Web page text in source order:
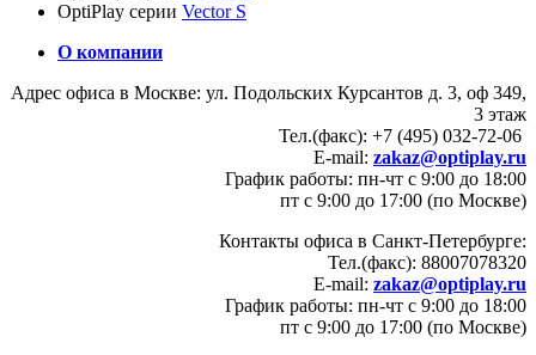
OptiPlay серии Vector S
О компании
Адрес офиса в Москве: ул. Подольских Курсантов д. 3, оф 349,
3 этаж
Тел.(факс): +7 (495) 032-72-06
E-mail: zakaz@optiplay.ru
График работы: пн-чт с 9:00 до 18:00
пт с 9:00 до 17:00 (по Москве)
Контакты офиса в Санкт-Петербурге:
Тел.(факс): 88007078320
E-mail: zakaz@optiplay.ru
График работы: пн-чт с 9:00 до 18:00
пт с 9:00 до 17:00 (по Москве)